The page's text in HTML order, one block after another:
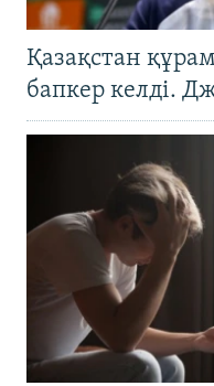
Қазақстан
бапкер келді.